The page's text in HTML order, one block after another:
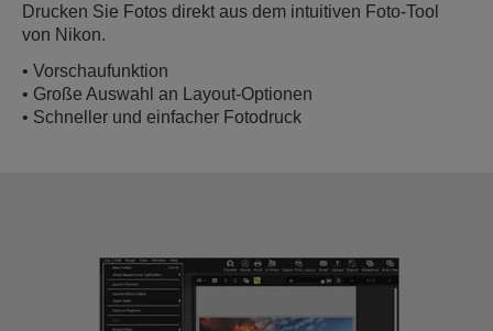
Drucken Sie Fotos direkt aus dem intuitiven Foto-Tool
von Nikon.
• Vorschaufunktion
• Große Auswahl an Layout-Optionen
• Schneller und einfacher Fotodruck